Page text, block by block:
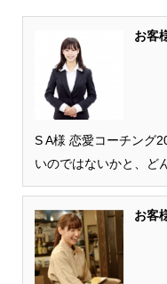
お客
S A様 恋愛コーチング
いのではないかと、ど
お客